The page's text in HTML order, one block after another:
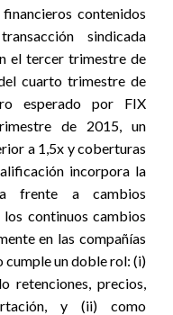
contenidos
sindicada
el tercer trimestre de
cuarto trimestre de
esperado por FIX
de 2015, un
a 1,5x y coberturas
incorpora la
frente a cambios
continuos cambios
en las compañías
un doble rol: (i)
retenciones, precios,
y (ii) como